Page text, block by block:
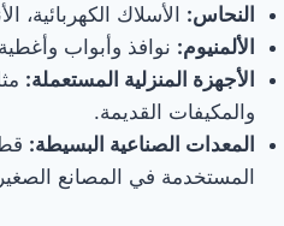
النحاس: الأسلاك الكهربائية،
الألمنيوم: نوافذ وأبواب
الأجهزة المنزلية المستعملة:
والمكيفات القديمة.
المعدات الصناعية البسيطة:
المستخدمة في المصانع